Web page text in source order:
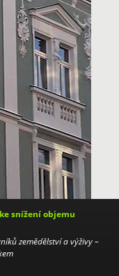
snížení objemu
zemědělství a výživy –